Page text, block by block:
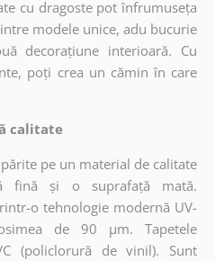
cu dragoste pot înfrumuseța
modele unice, adu bucurie
decorațiune interioară. Cu
poți crea un cămin în care
calitate
pe un material de calitate
fină și o suprafață mată.
o tehnologie modernă UV-
de 90 µm. Tapetele
(policlorură de vinil). Sunt